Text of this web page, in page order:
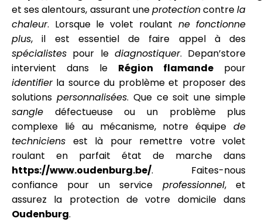
et ses alentours, assurant uneprotectioncontrela
chaleur. Lorsque le volet roulant ne fonctionne
plus, il est essentiel de faire appel à des
spécialistes pour le diagnostiquer. Depan’store
intervient dans le Région flamande pour
identifierla source du problème et proposer des
solutions personnalisées. Que ce soit une simple
sangle défectueuse ou un problème plus
complexe lié au mécanisme, notre équipede
techniciens est là pour remettre votre volet
roulant en parfait état de marche dans
https://www.oudenburg.be/. Faites-nous
confiance pour un service professionnel, et
assurez la protection de votre domicile dans
Oudenburg.